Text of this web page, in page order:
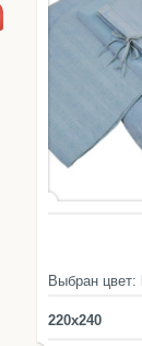
Выбран цвет:
220x240